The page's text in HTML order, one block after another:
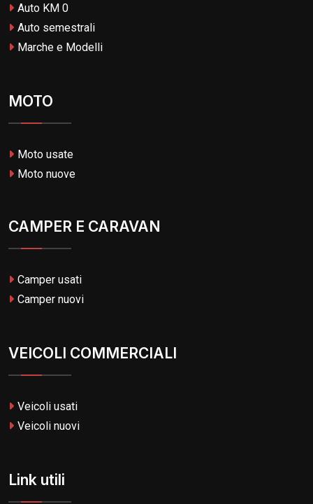
Auto KM 0
Auto semestrali
Marche e Modelli
MOTO
Moto usate
Moto nuove
CAMPER E CARAVAN
Camper usati
Camper nuovi
VEICOLI COMMERCIALI
Veicoli usati
Veicoli nuovi
Link utili